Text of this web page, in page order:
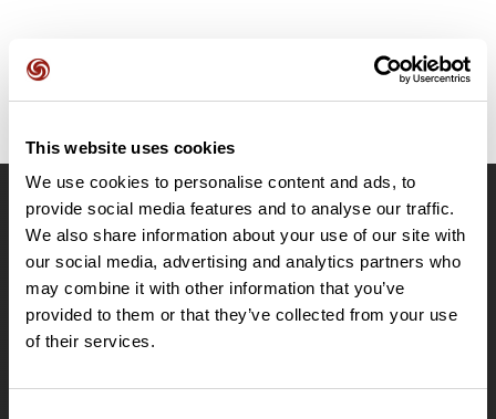
This website uses cookies
We use cookies to personalise content and ads, to
provide social media features and to analyse our traffic.
We also share information about your use of our site with
our social media, advertising and analytics partners who
may combine it with other information that you’ve
provided to them or that they’ve collected from your use
of their services.
OpenRunner
Equipe
Carrières
À propos
Contact